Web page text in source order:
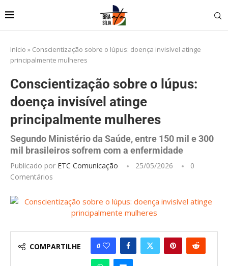
Início » Conscientização sobre o lúpus: doença invisível atinge
principalmente mulheres
Conscientização sobre o lúpus:
doença invisível atinge
principalmente mulheres
Segundo Ministério da Saúde, entre 150 mil e 300
mil brasileiros sofrem com a enfermidade
Publicado por ETC Comunicação 25/05/2026
0
Comentários
COMPARTILHE 0